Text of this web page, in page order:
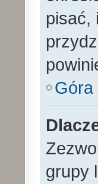
pisać,
Góra
grupy